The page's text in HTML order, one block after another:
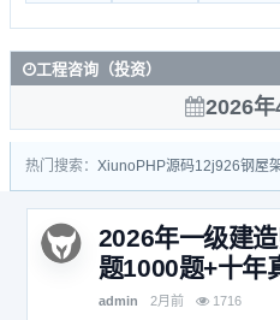
工程咨询（投资）
2026年
热门搜索： Xiuno PHP源码12j926钢屋
2026年一级建
题1000题+十年
admin 2月前 1716